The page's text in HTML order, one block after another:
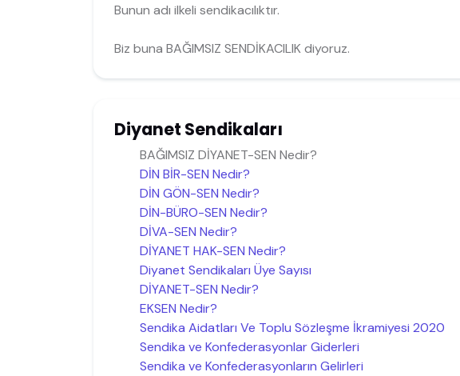
Bunun adı ilkeli sendikacılıktır.
Biz buna BAĞIMSIZ SENDİKACILIK diyoruz.
Diyanet Sendikaları
BAĞIMSIZ DİYANET-SEN Nedir?
DİN BİR-SEN Nedir?
DİN GÖN-SEN Nedir?
DİN-BÜRO-SEN Nedir?
DİVA-SEN Nedir?
DİYANET HAK-SEN Nedir?
Diyanet Sendikaları Üye Sayısı
DİYANET-SEN Nedir?
EKSEN Nedir?
Sendika Aidatları Ve Toplu Sözleşme İkramiyesi 2020
Sendika ve Konfederasyonlar Giderleri
Sendika ve Konfederasyonların Gelirleri